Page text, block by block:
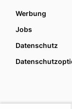
Werbung
Jobs
Datenschutz